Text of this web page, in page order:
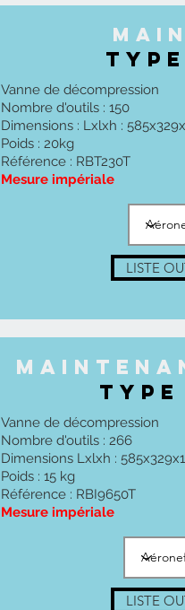
​Vanne de décompression
Nombre d'outils : 150
Dimensions : Lxlxh :
Poids : 20kg
Référence : RBT230T
Mesure impériale
LISTE
Vanne de décompression
Nombre d'outils : 266
Dimensions Lxlxh :
Poids : 15 kg
Référence : RBI9650T
Mesure impériale
LISTE